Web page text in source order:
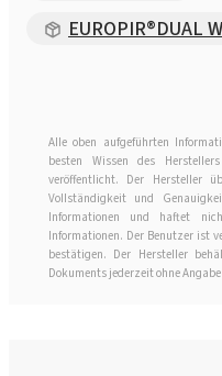
EUROPIR®DUAL
Alle oben aufgeführten
besten Wissen des
veröffentlicht. Der Hersteller
Vollständigkeit und
Informationen und haftet
Informationen. Der Benutzer ist
bestätigen. Der Hersteller
Dokuments jederzeit ohne